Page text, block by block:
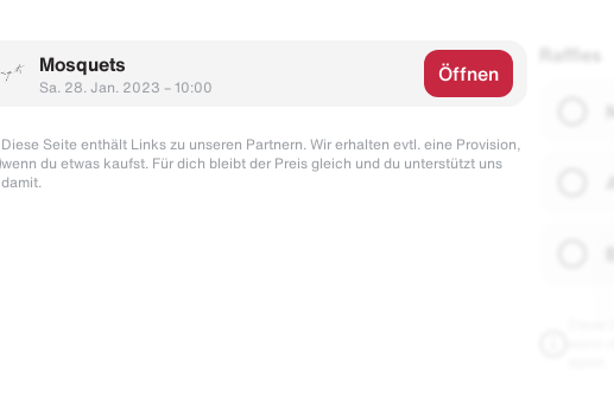
Mosquets
Sa. 28. Jan. 2023 – 10:00
Öffnen
Diese Seite enthält Links zu unseren Partnern. Wir erhalten evtl. eine Provision,
wenn du etwas kaufst. Für dich bleibt der Preis gleich und du unterstützt uns
damit.
Raffles